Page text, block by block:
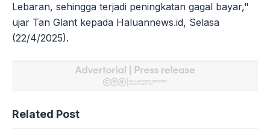
Lebaran, sehingga terjadi peningkatan gagal bayar,"
ujar Tan Glant kepada Haluannews.id, Selasa
(22/4/2025).
Related Post